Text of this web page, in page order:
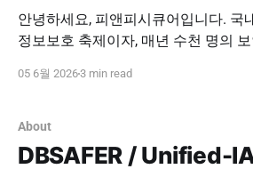
안녕하세요, 피앤피시큐어입니다. 국내 최대 규모의 개인
정보보호 축제이자, 매년 수천 명의
보호 페어)'이 오는 6월 서울 코엑스에서
금, 이번 행사는 기업의 핵심 자산을
는 실질적인 해법을 논하는 가장
05 6월 20263 min read
About
DBSAFER / Unified-